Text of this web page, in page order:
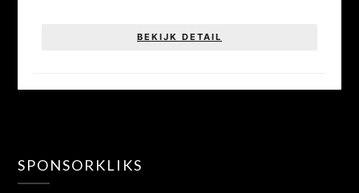
BEKIJK DETAIL
SPONSORKLIKS